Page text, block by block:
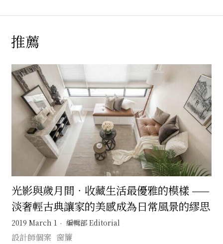
推薦
光影與歲月間．收藏生活最優雅的模樣 ——
淡奢輕古典讓家的美感成為日常風景的繆思
2019 March 1 編輯部 Editorial
設計師個案 窗簾